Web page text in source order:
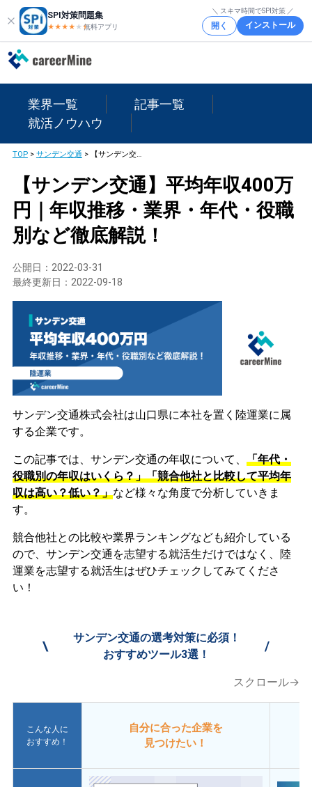
SPI対策問題集
★★★★ ★★
無料アプリ
＼ スキマ時間でSPI対策 ／
開く インストール
業界一覧
記事一覧
就活ノウハウ
TOP> サンデン交通 > 【サンデン交通】平均年収400万円｜年収推移・業界・年代・役職別など徹底解説！
【サンデン交通】平均年収400万
円｜年収推移・業界・年代・役職
別など徹底解説！
公開日： 2022-03-31
最終更新日： 2022-09-18
サンデン交通株式会社は山口県に本社を置く陸運業に属
する企業です。
この記事では、サンデン交通の年収について、 「年代・
役職別の年収はいくら？」「競合他社と比較して平均年
収は高い？低い？」など様々な角度で分析していきま
す。
競合他社との比較や業界ランキングなども紹介している
ので、サンデン交通を志望する就活生だけではなく、陸
運業を志望する就活生はぜひチェックしてみてくださ
い！
\
サンデン交通の選考対策に必須！
おすすめツール3選！
/
スクロール→
こんな人に
おすすめ！
自分に合った企業を
見つけたい！